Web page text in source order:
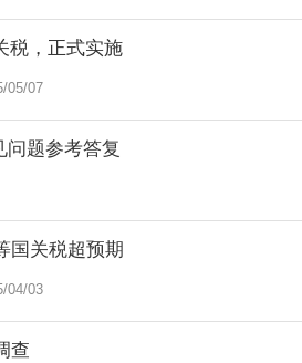
税，正式实施
05/07
问题参考答复
国关税超预期
04/03
查